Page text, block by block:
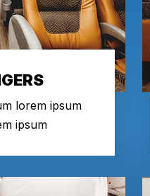
lorem ipsum
ipsum